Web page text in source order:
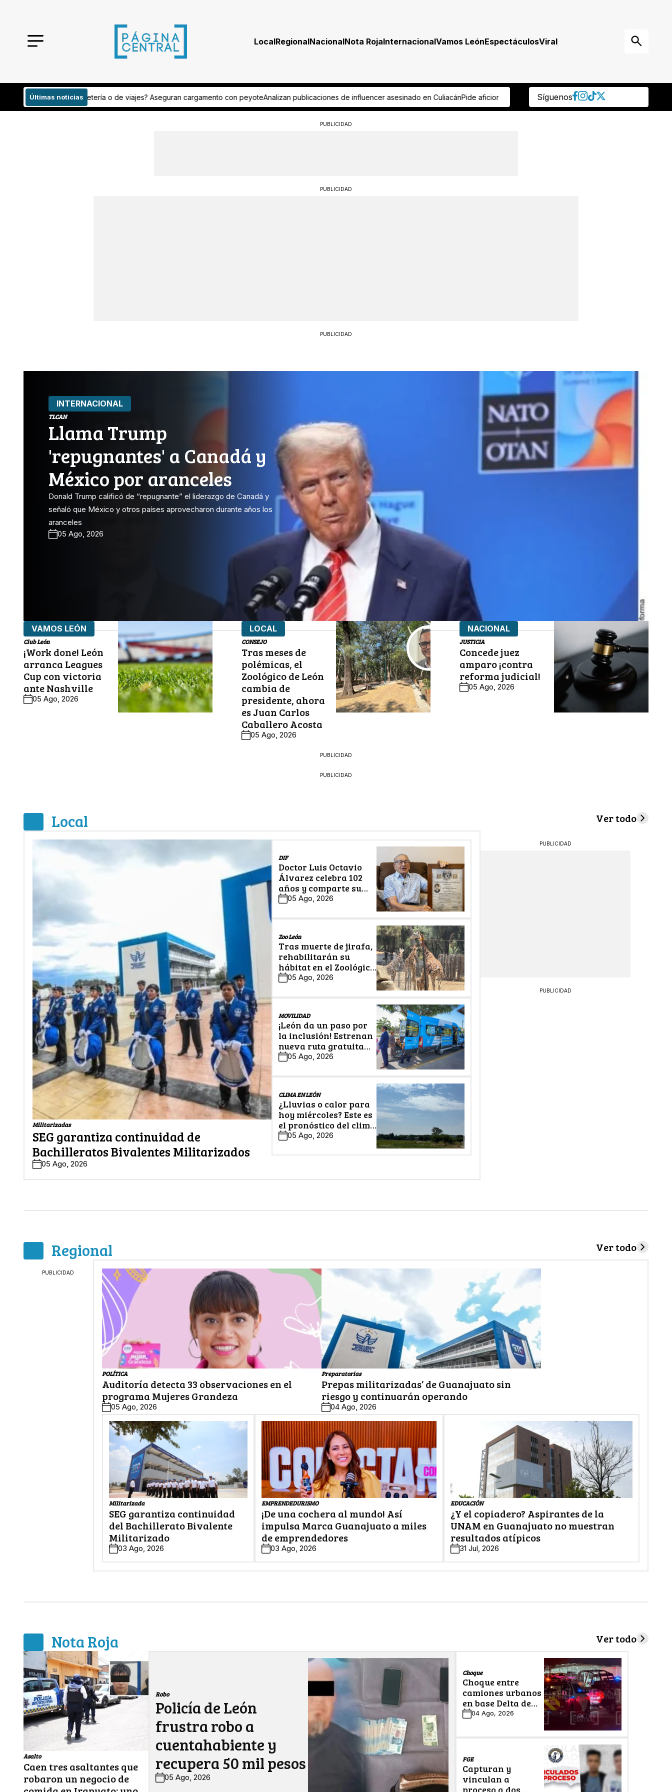
LocalRegionalNacionalNota RojaInternacionalVamos LeónEspectáculosViral
Últimas noticias
Aseguran cargamento con peyoteAnalizan publicaciones de influencer asesinado en CuliacánPide aficionado regreso del ascenso a Mikel Arriola Tras muerte de jirafa, rehabilitarán su hábitat en
Síguenos
PUBLICIDAD
PUBLICIDAD
PUBLICIDAD
INTERNACIONAL
TLCAN
Llama Trump
'repugnantes' a Canadá y
México por aranceles
Donald Trump calificó de “repugnante” el liderazgo de Canadá y
señaló que México y otros países aprovecharon durante años los
aranceles
05 Ago, 2026
VAMOS LEÓN
Club León
¡Work done! León
arranca Leagues
Cup con victoria
ante Nashville
05 Ago, 2026
LOCAL
CONSEJO
Tras meses de
polémicas, el
Zoológico de León
cambia de
presidente, ahora
es Juan Carlos
Caballero Acosta
05 Ago, 2026
NACIONAL
JUSTICIA
Concede juez
amparo ¡contra
reforma judicial!
05 Ago, 2026
PUBLICIDAD
PUBLICIDAD
Local Ver todo
Militarizadas
SEG garantiza continuidad de
Bachilleratos Bivalentes Militarizados
05 Ago, 2026
DIF
Doctor Luis Octavio
Álvarez celebra 102
años y comparte su
legado en Historias
05 Ago, 2026
Zoo León
Tras muerte de jirafa,
rehabilitarán su
hábitat en el Zoológico
de León
05 Ago, 2026
MOVILIDAD
¡León da un paso por
la inclusión! Estrenan
nueva ruta gratuita
para personas con
05 Ago, 2026
CLIMA EN LEÓN
¿Lluvias o calor para
hoy miércoles? Este es
el pronóstico del clima
en León
05 Ago, 2026
PUBLICIDAD
PUBLICIDAD
Regional Ver todo
POLÍTICA
Auditoría detecta 33 observaciones en el
programa Mujeres Grandeza
05 Ago, 2026
Preparatorias
Prepas militarizadas’ de Guanajuato sin
riesgo y continuarán operando
04 Ago, 2026
Militarizada
SEG garantiza continuidad
del Bachillerato Bivalente
Militarizado
03 Ago, 2026
EMPRENDEDURISMO
¡De una cochera al mundo! Así
impulsa Marca Guanajuato a miles
de emprendedores
03 Ago, 2026
EDUCACIÓN
¿Y el copiadero? Aspirantes de la
UNAM en Guanajuato no muestran
resultados atípicos
31 Jul, 2026
PUBLICIDAD
Nota Roja Ver todo
Asalto
Caen tres asaltantes que
robaron un negocio de
Robo
Policía de León
frustra robo a
cuentahabiente y
recupera 50 mil pesos
05 Ago, 2026
Choque
Choque entre
camiones urbanos
en base Delta de
León deja cinco
04 Ago, 2026
FGE
Capturan y
vinculan a
proceso a dos